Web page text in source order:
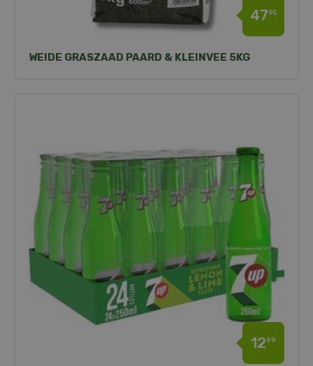
WEIDE GRASZAAD PAARD & KLEINVEE 5KG
4795
1299